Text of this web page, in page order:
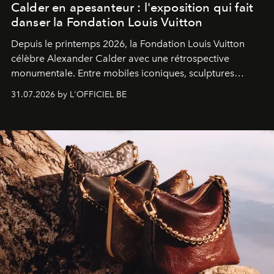
Calder en apesanteur : l'exposition qui fait
danser la Fondation Louis Vuitton
Depuis le printemps 2026, la Fondation Louis Vuitton
célèbre Alexander Calder avec une rétrospective
monumentale. Entre mobiles iconiques, sculptures
monumentales et poésie du mouvement, l'artiste
américain investit les espaces imaginés par Frank Gehry
sculpture.
31.07.2026 by L'OFFICIEL BE